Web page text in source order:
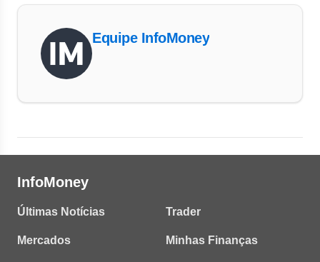
Equipe InfoMoney
InfoMoney
Últimas Notícias
Mercados
Trader
Minhas Finanças